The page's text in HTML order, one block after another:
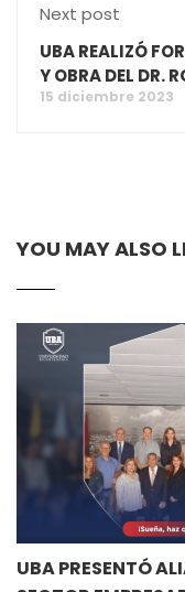
Next post
UBA REALIZÓ
Y OBRA DEL DR.
15 diciembre 2023
YOU MAY ALSO
UBA PRESENTÓ